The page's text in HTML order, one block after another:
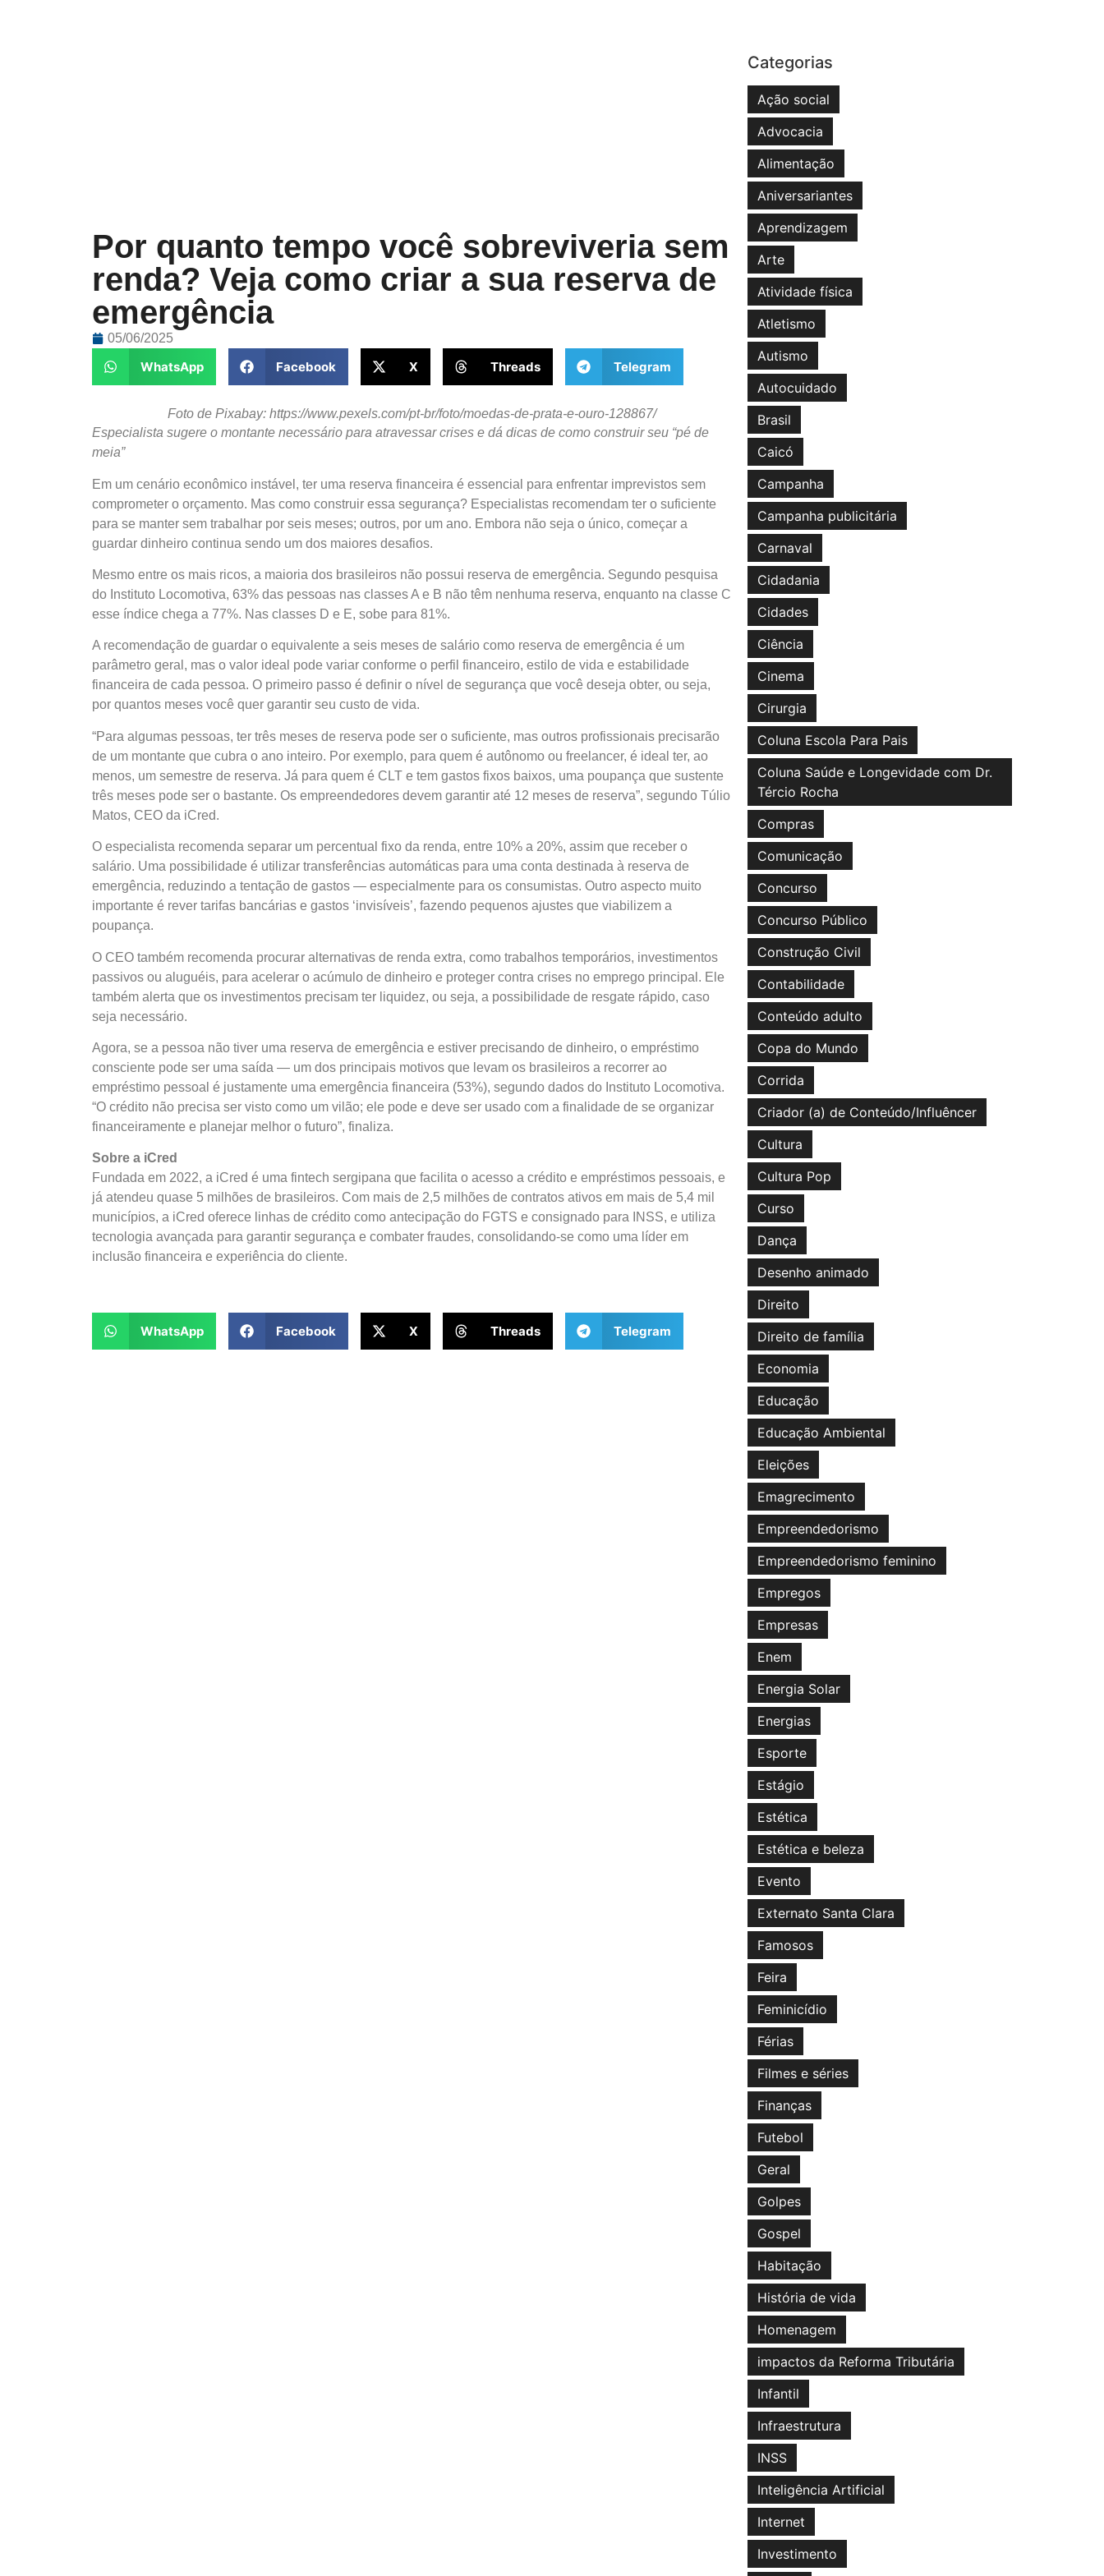
Por quanto tempo você sobreviveria sem
renda? Veja como criar a sua reserva de
emergência
05/06/2025
WhatsApp Facebook X Threads Telegram
Foto de Pixabay: https://www.pexels.com/pt-br/foto/moedas-de-prata-e-ouro-128867/
Especialista sugere o montante necessário para atravessar crises e dá dicas de como construir seu “pé de
meia”
Em um cenário econômico instável, ter uma reserva financeira é essencial para enfrentar imprevistos sem
comprometer o orçamento. Mas como construir essa segurança? Especialistas recomendam ter o suficiente
para se manter sem trabalhar por seis meses; outros, por um ano. Embora não seja o único, começar a
guardar dinheiro continua sendo um dos maiores desafios.
Mesmo entre os mais ricos, a maioria dos brasileiros não possui reserva de emergência. Segundo pesquisa
do Instituto Locomotiva, 63% das pessoas nas classes A e B não têm nenhuma reserva, enquanto na classe C
esse índice chega a 77%. Nas classes D e E, sobe para 81%.
A recomendação de guardar o equivalente a seis meses de salário como reserva de emergência é um
parâmetro geral, mas o valor ideal pode variar conforme o perfil financeiro, estilo de vida e estabilidade
financeira de cada pessoa. O primeiro passo é definir o nível de segurança que você deseja obter, ou seja,
por quantos meses você quer garantir seu custo de vida.
“Para algumas pessoas, ter três meses de reserva pode ser o suficiente, mas outros profissionais precisarão
de um montante que cubra o ano inteiro. Por exemplo, para quem é autônomo ou freelancer, é ideal ter, ao
menos, um semestre de reserva. Já para quem é CLT e tem gastos fixos baixos, uma poupança que sustente
três meses pode ser o bastante. Os empreendedores devem garantir até 12 meses de reserva”, segundo Túlio
Matos, CEO da iCred.
O especialista recomenda separar um percentual fixo da renda, entre 10% a 20%, assim que receber o
salário. Uma possibilidade é utilizar transferências automáticas para uma conta destinada à reserva de
emergência, reduzindo a tentação de gastos — especialmente para os consumistas. Outro aspecto muito
importante é rever tarifas bancárias e gastos ‘invisíveis’, fazendo pequenos ajustes que viabilizem a
poupança.
O CEO também recomenda procurar alternativas de renda extra, como trabalhos temporários, investimentos
passivos ou aluguéis, para acelerar o acúmulo de dinheiro e proteger contra crises no emprego principal. Ele
também alerta que os investimentos precisam ter liquidez, ou seja, a possibilidade de resgate rápido, caso
seja necessário.
Agora, se a pessoa não tiver uma reserva de emergência e estiver precisando de dinheiro, o empréstimo
consciente pode ser uma saída — um dos principais motivos que levam os brasileiros a recorrer ao
empréstimo pessoal é justamente uma emergência financeira (53%), segundo dados do Instituto Locomotiva.
“O crédito não precisa ser visto como um vilão; ele pode e deve ser usado com a finalidade de se organizar
financeiramente e planejar melhor o futuro”, finaliza.
Sobre a iCred
Fundada em 2022, a iCred é uma fintech sergipana que facilita o acesso a crédito e empréstimos pessoais, e
já atendeu quase 5 milhões de brasileiros. Com mais de 2,5 milhões de contratos ativos em mais de 5,4 mil
municípios, a iCred oferece linhas de crédito como antecipação do FGTS e consignado para INSS, e utiliza
tecnologia avançada para garantir segurança e combater fraudes, consolidando-se como uma líder em
inclusão financeira e experiência do cliente.
WhatsApp Facebook X Threads Telegram
Categorias
Ação social
Advocacia
Alimentação
Aniversariantes
Aprendizagem
Arte
Atividade física
Atletismo
Autismo
Autocuidado
Brasil
Caicó
Campanha
Campanha publicitária
Carnaval
Cidadania
Cidades
Ciência
Cinema
Cirurgia
Coluna Escola Para Pais
Coluna Saúde e Longevidade com Dr.
Tércio Rocha
Compras
Comunicação
Concurso
Concurso Público
Construção Civil
Contabilidade
Conteúdo adulto
Copa do Mundo
Corrida
Criador (a) de Conteúdo/Influêncer
Cultura
Cultura Pop
Curso
Dança
Desenho animado
Direito
Direito de família
Economia
Educação
Educação Ambiental
Eleições
Emagrecimento
Empreendedorismo
Empreendedorismo feminino
Empregos
Empresas
Enem
Energia Solar
Energias
Esporte
Estágio
Estética
Estética e beleza
Evento
Externato Santa Clara
Famosos
Feira
Feminicídio
Férias
Filmes e séries
Finanças
Futebol
Geral
Golpes
Gospel
Habitação
História de vida
Homenagem
impactos da Reforma Tributária
Infantil
Infraestrutura
INSS
Inteligência Artificial
Internet
Investimento